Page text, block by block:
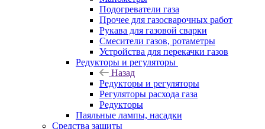
Подогреватели газа
Прочее для газосварочных работ
Рукава для газовой сварки
Смесители газов, ротаметры
Устройства для перекачки газов
Редукторы и регуляторы
Назад
Редукторы и регуляторы
Регуляторы расхода газа
Редукторы
Паяльные лампы, насадки
Средства защиты